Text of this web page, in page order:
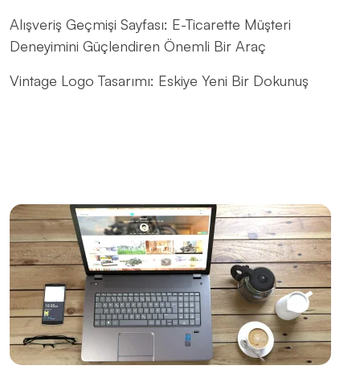
Alışveriş Geçmişi Sayfası: E-Ticarette Müşteri
Deneyimini Güçlendiren Önemli Bir Araç
Vintage Logo Tasarımı: Eskiye Yeni Bir Dokunuş
Mobil Uygulama Geliştirme Kılavuzları: Başarılı Bir
Mobil Uygulama Nasıl Oluşturulur?
Web Sitesi Güncellemeleri ve Önemi
Yaratıcı Düşünme ve Web Tasarımı
Vintage Logo Tasarımı: Geçmişten Günümüze Estetik